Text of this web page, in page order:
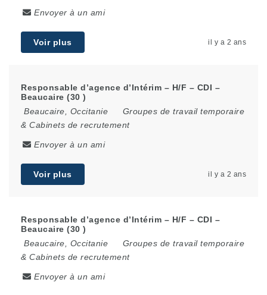
Envoyer à un ami
Voir plus il y a 2 ans
Responsable d’agence d’Intérim – H/F – CDI –
Beaucaire (30 )
Beaucaire
Occitanie
Groupes de travail temporaire
& Cabinets de recrutement
Envoyer à un ami
Voir plus il y a 2 ans
Responsable d’agence d’Intérim – H/F – CDI –
Beaucaire (30 )
Beaucaire
Occitanie
Groupes de travail temporaire
& Cabinets de recrutement
Envoyer à un ami